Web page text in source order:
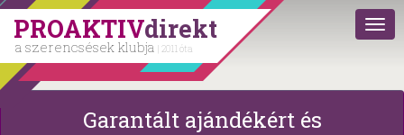
PROAKTIVdirekt
a szerencsések klubja | 2011 óta
Garantált ajándékért és